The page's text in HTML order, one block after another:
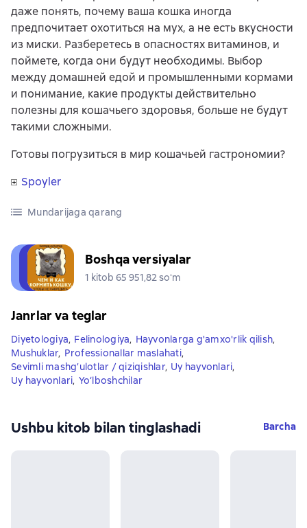
даже понять, почему ваша кошка иногда
предпочитает охотиться на мух, а не есть вкусности
из миски. Разберетесь в опасностях витаминов, и
поймете, когда они будут необходимы. Выбор
между домашней едой и промышленными кормами
и понимание, какие продукты действительно
полезны для кошачьего здоровья, больше не будут
такими сложными.
Готовы погрузиться в мир кошачьей гастрономии?
Spoyler
Mundarijaga qarang
Boshqa versiyalar
1 kitob 65 951,82 soʻm
Janrlar va teglar
Diyetologiya, Felinologiya, Hayvonlarga g'amxo'rlik qilish,
Mushuklar, Professionallar maslahati,
Sevimli mashg’ulotlar / qiziqishlar, Uy hayvonlari,
Uy hayvonlari, Yo‘lboshchilar
Ushbu kitob bilan tinglashadi Barcha